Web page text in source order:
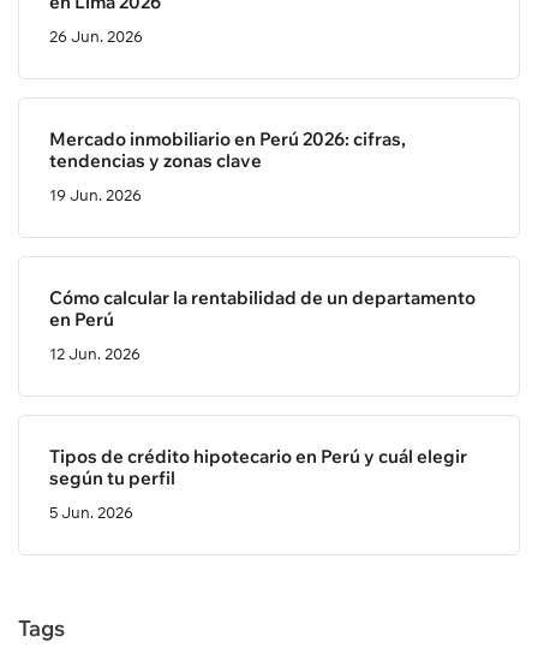
26 Jun. 2026
Mercado inmobiliario en Perú 2026: cifras,
tendencias y zonas clave
19 Jun. 2026
Cómo calcular la rentabilidad de un departamento
en Perú
12 Jun. 2026
Tipos de crédito hipotecario en Perú y cuál elegir
según tu perfil
5 Jun. 2026
Tags